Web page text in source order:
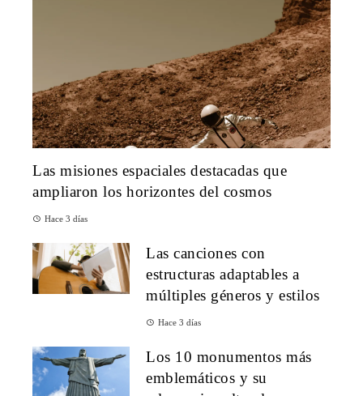
Las misiones espaciales destacadas que
ampliaron los horizontes del cosmos
Hace 3 días
Las canciones con
estructuras adaptables a
múltiples géneros y estilos
Hace 3 días
Los 10 monumentos más
emblemáticos y su